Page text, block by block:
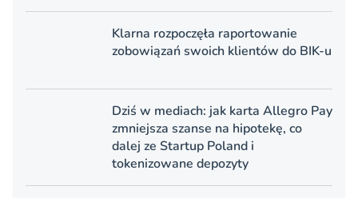
Klarna rozpoczęła raportowanie
zobowiązań swoich klientów do BIK-u
Dziś w mediach: jak karta Allegro Pay
zmniejsza szanse na hipotekę, co
dalej ze Startup Poland i
tokenizowane depozyty